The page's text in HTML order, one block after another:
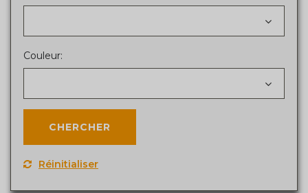
Couleur:
Réinitialiser